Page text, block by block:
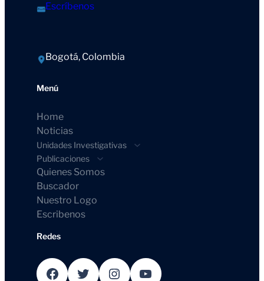
Escríbenos
Bogotá, Colombia
Menú
Home
Noticias
Unidades Investigativas
Publicaciones
Quienes Somos
Buscador
Nuestro Logo
Escribenos
Redes
Facebook Twitter Instagram YouTube